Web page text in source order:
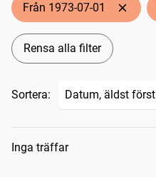
Från 1973-07-01
Rensa alla filter
Sortera:
Sökresultat
Inga träffar